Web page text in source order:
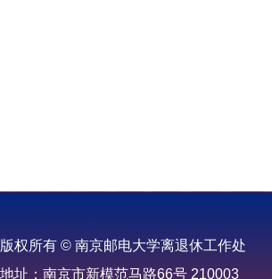
版权所有 © 南京邮电大学离退休工作处
地址：南京市新模范马路66号 210003